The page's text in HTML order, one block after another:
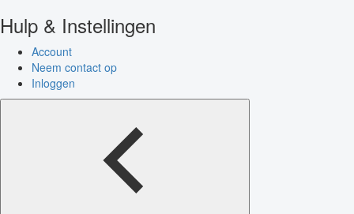
Hulp & Instellingen
Account
Neem contact op
Inloggen